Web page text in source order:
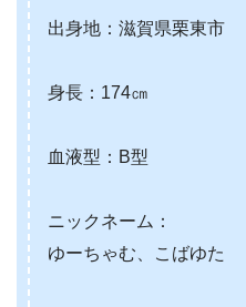
出身地：滋賀県栗東市
身長：174㎝
血液型：B型
ニックネーム：
ゆーちゃむ、こばゆた